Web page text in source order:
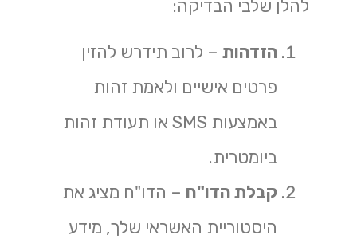
להלן שלבי הבדיקה:
הזדהות – לרוב תידרש להזין
פרטים אישיים ולאמת זהות
באמצעות SMS או תעודת זהות
ביומטרית.
קבלת הדו"ח – הדו"ח מציג את
היסטוריית האשראי שלך, מידע